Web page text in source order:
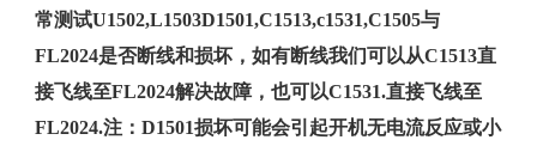
常测试U1502,L1503D1501,C1513,c1531,C1505与
FL2024是否断线和损坏，如有断线我们可以从C1513直
接飞线至FL2024解决故障，也可以C1531.直接飞线至
FL2024.注：D1501损坏可能会引起开机无电流反应或小